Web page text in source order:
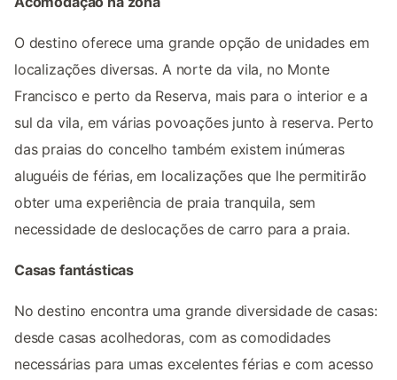
O destino oferece uma grande opção de unidades em
localizações diversas. A norte da vila, no Monte
Francisco e perto da Reserva, mais para o interior e a
sul da vila, em várias povoações junto à reserva. Perto
das praias do concelho também existem inúmeras
aluguéis de férias, em localizações que lhe permitirão
obter uma experiência de praia tranquila, sem
necessidade de deslocações de carro para a praia.
Casas fantásticas
No destino encontra uma grande diversidade de casas:
desde casas acolhedoras, com as comodidades
necessárias para umas excelentes férias e com acesso